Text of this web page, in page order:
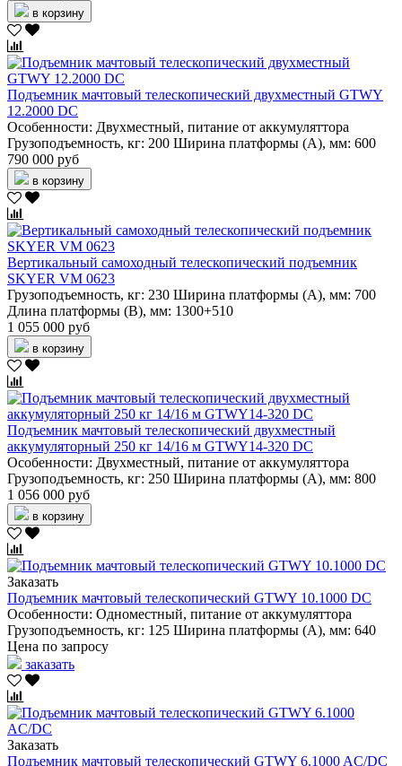
в корзину
Подъемник мачтовый телескопический двухместный GTWY
12.2000 DC
Особенности: Двухместный, питание от аккумуляттора
Грузоподъемность, кг: 200 Ширина платформы (А), мм: 600
790 000 руб
в корзину
Вертикальный самоходный телескопический подъемник
SKYER VM 0623
Грузоподъемность, кг: 230 Ширина платформы (А), мм: 700
Длина платформы (В), мм: 1300+510
1 055 000 руб
в корзину
Подъемник мачтовый телескопический двухместный
аккумуляторный 250 кг 14/16 м GTWY14-320 DC
Особенности: Двухместный, питание от аккумуляттора
Грузоподъемность, кг: 250 Ширина платформы (А), мм: 800
1 056 000 руб
в корзину
Заказать
Подъемник мачтовый телескопический GTWY 10.1000 DC
Особенности: Одноместный, питание от аккумуляттора
Грузоподъемность, кг: 125 Ширина платформы (А), мм: 640
Цена по запросу
заказать
Заказать
Подъемник мачтовый телескопический GTWY 6.1000 AC/DC